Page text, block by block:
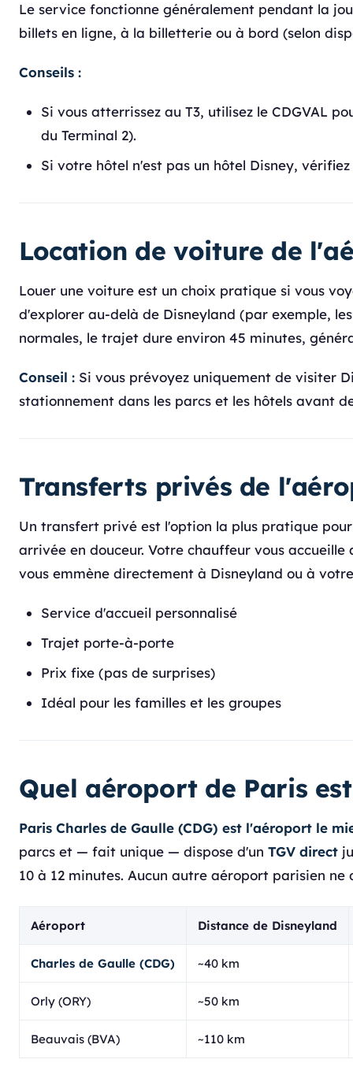
Le service fonctionne généralement pendant la
billets en ligne, à la billetterie ou à bord (selon
Conseils :
Si vous atterrissez au T3, utilisez le CDGVAL
du Terminal 2).
Si votre hôtel n'est pas un hôtel Disney,
Location de voiture de
Louer une voiture est un choix pratique si vous
d'explorer au-delà de Disneyland (par exemple,
normales, le trajet dure environ 45 minutes,
Conseil : Si vous prévoyez uniquement de visiter
stationnement dans les parcs et les hôtels avant
Transferts privés de
Un transfert privé est l'option la plus pratique
arrivée en douceur. Votre chauffeur vous
vous emmène directement à Disneyland ou à
Service d'accueil personnalisé
Trajet porte-à-porte
Prix fixe (pas de surprises)
Idéal pour les familles et les groupes
Quel aéroport de Paris
Paris Charles de Gaulle (CDG) est l'aéroport le
parcs et — fait unique — dispose d'un TGV direct
10 à 12 minutes. Aucun autre aéroport parisien
Aéroport Distance de Disneyland
Charles de Gaulle (CDG) ~40 km
Orly (ORY) ~50 km
Beauvais (BVA) ~110 km